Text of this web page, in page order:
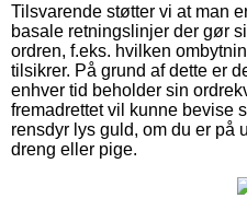
Tilsvarende støtter vi at man
basale retningslinjer der gør
ordren, f.eks. hvilken
tilsikrer. På grund af dette er
enhver tid beholder sin
fremadrettet vil kunne bevise
rensdyr lys guld, om du er på
dreng eller pige.